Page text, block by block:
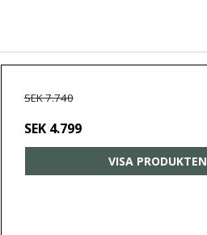
SEK 7.740
SEK 4.799
VISA PRODUKTEN